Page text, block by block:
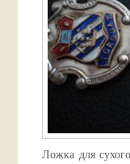
Ложка для